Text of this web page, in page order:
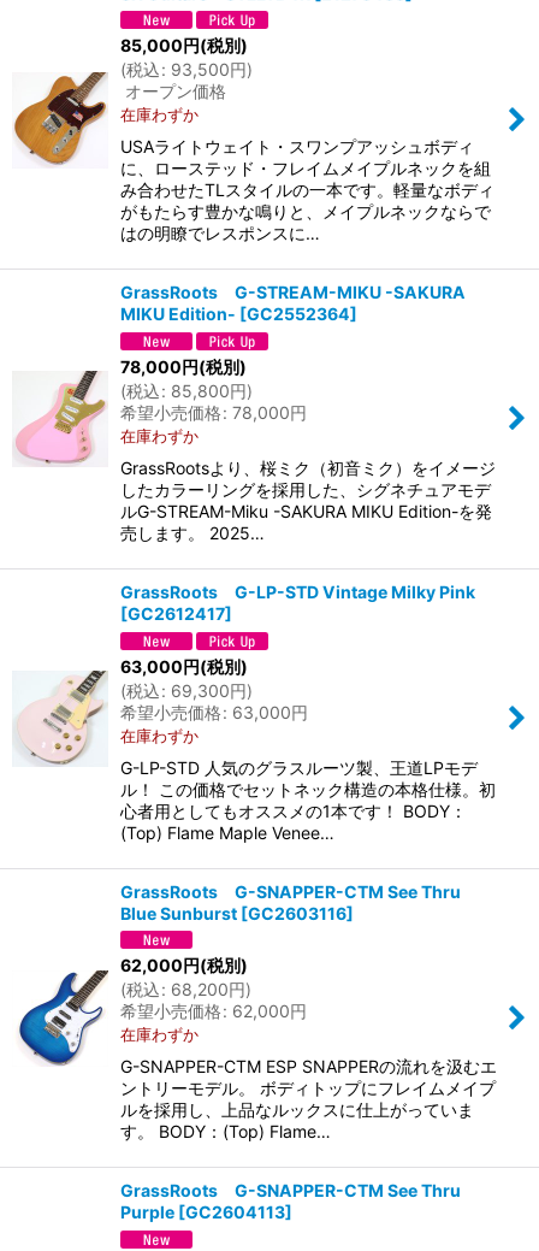
85,000 円(税別)
(税込: 93,500円)
オープン価格
在庫わずか
USAライトウェイト・スワンプアッシュボディ
に、ローステッド・フレイムメイプルネックを組
み合わせたTLスタイルの一本です。軽量なボディ
がもたらす豊かな鳴りと、メイプルネックならで
はの明瞭でレスポンスに…
GrassRoots G-STREAM-MIKU -SAKURA
MIKU Edition- [GC2552364]
78,000円(税別)
(税込: 85,800円)
希望小売価格: 78,000円
在庫わずか
GrassRootsより、桜ミク（初音ミク）をイメージ
したカラーリングを採用した、シグネチュアモデ
ルG-STREAM-Miku -SAKURA MIKU Edition-を発
売します。 2025…
GrassRoots G-LP-STD Vintage Milky Pink
[GC2612417]
63,000円(税別)
(税込: 69,300円)
希望小売価格: 63,000円
在庫わずか
G-LP-STD 人気のグラスルーツ製、王道LPモデ
ル！ この価格でセットネック構造の本格仕様。初
心者用としてもオススメの1本です！ BODY：
(Top) Flame Maple Venee…
GrassRoots G-SNAPPER-CTM See Thru
Blue Sunburst [GC2603116]
62,000 円(税別)
(税込: 68,200円)
希望小売価格: 62,000円
在庫わずか
G-SNAPPER-CTM ESP SNAPPERの流れを汲むエ
ントリーモデル。 ボディトップにフレイムメイプ
ルを採用し、上品なルックスに仕上がっていま
す。 BODY：(Top) Flame…
GrassRoots G-SNAPPER-CTM See Thru
Purple [GC2604113]